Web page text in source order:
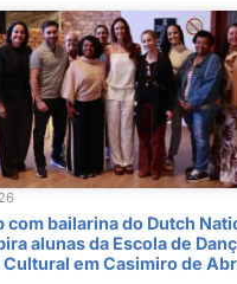
com bailarina do Dutch
alunas da Escola de
Cultural em Casimiro de